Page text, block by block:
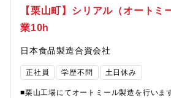
をいれています。
【栗山町】シリアル（オートミ
業10h
日本食品製造合資会社
正社員 学歴不問 土日休み
■栗山工場にてオートミール製造を行いま